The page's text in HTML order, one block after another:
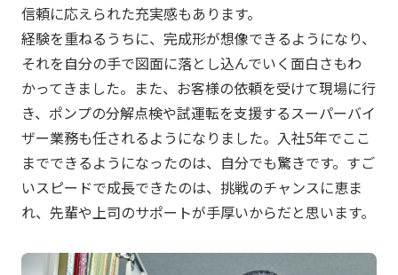
信頼に応えられた充実感もあります。
経験を重ねるうちに、完成形が想像できるようになり、
それを自分の手で図面に落とし込んでいく面白さもわ
かってきました。また、お客様の依頼を受けて現場に行
き、ポンプの分解点検や試運転を支援するスーパーバイ
ザー業務も任されるようになりました。入社5年でここ
までできるようになったのは、自分でも驚きです。すご
いスピードで成長できたのは、挑戦のチャンスに恵ま
れ、先輩や上司のサポートが手厚いからだと思います。